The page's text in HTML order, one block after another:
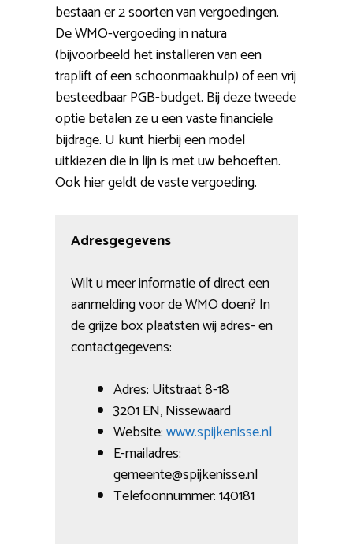
bestaan er 2 soorten van vergoedingen.
De WMO-vergoeding in natura
(bijvoorbeeld het installeren van een
traplift of een schoonmaakhulp) of een vrij
besteedbaar PGB-budget. Bij deze tweede
optie betalen ze u een vaste financiële
bijdrage. U kunt hierbij een model
uitkiezen die in lijn is met uw behoeften.
Ook hier geldt de vaste vergoeding.
Adresgegevens
Wilt u meer informatie of direct een
aanmelding voor de WMO doen? In
de grijze box plaatsten wij adres- en
contactgegevens:
Adres: Uitstraat 8-18
3201 EN, Nissewaard
Website:www.spijkenisse.nl
E-mailadres:
gemeente@spijkenisse.nl
Telefoonnummer: 140181